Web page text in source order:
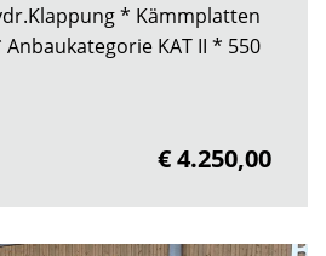
* Kämmplatten
KAT II * 550
€ 4.250,00